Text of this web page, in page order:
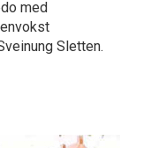
med
Sletten.